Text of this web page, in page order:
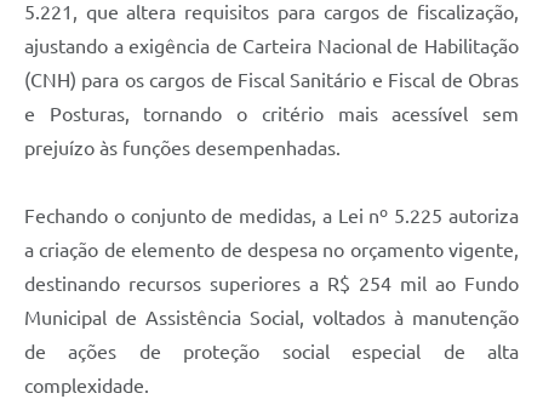
5.221, que altera requisitos para cargos de fiscalização,
ajustando a exigência de Carteira Nacional de Habilitação
(CNH) para os cargos de Fiscal Sanitário e Fiscal de Obras
e Posturas, tornando o critério mais acessível sem
prejuízo às funções desempenhadas.
Fechando o conjunto de medidas, a Lei nº 5.225 autoriza
a criação de elemento de despesa no orçamento vigente,
destinando recursos superiores a R$ 254 mil ao Fundo
Municipal de Assistência Social, voltados à manutenção
de ações de proteção social especial de alta
complexidade.